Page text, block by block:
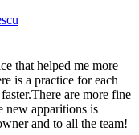
that helped me more
is a practice for each
are more fine
new apparitions is
and to all the team!